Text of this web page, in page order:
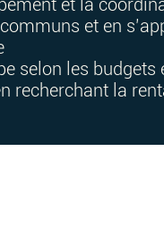
et la
et en
selon les
recherchant la